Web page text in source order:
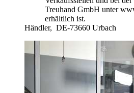
Treuhand GmbH unter
erhältlich ist.
Händler, DE-73660 Urbach